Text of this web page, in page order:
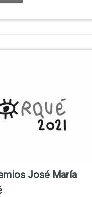
José María